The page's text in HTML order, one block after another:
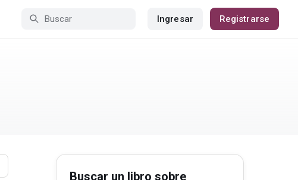
Ingresar Registrarse
Buscar un libro sobre